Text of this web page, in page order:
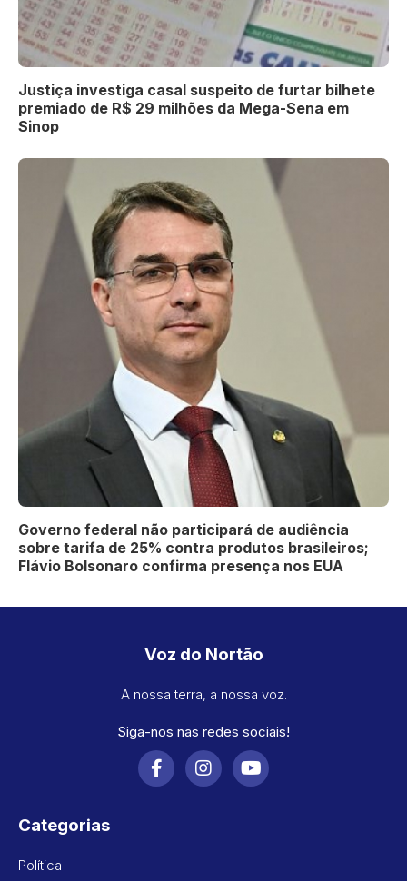
Justiça investiga casal suspeito de furtar bilhete
premiado de R$ 29 milhões da Mega-Sena em
Sinop
Governo federal não participará de audiência
sobre tarifa de 25% contra produtos brasileiros;
Flávio Bolsonaro confirma presença nos EUA
Voz do Nortão
A nossa terra, a nossa voz.
Siga-nos nas redes sociais!
Categorias
Política